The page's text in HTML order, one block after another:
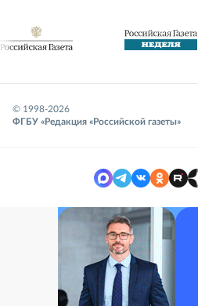
© 1998-2026
ФГБУ «Редакция «Российской газеты»